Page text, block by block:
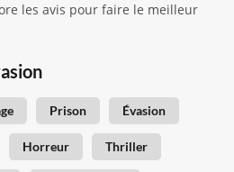
les avis pour faire le meilleur
Prison Évasion
Horreur Thriller